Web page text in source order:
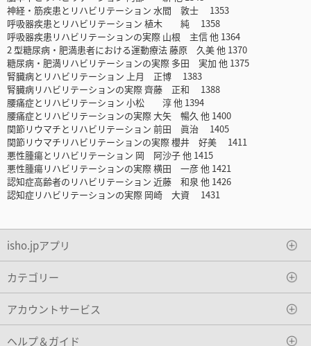
神経・筋疾患とリハビリテーション 水間 敦士 1353
呼吸器疾患とリハビリテーション 植木 純 1358
呼吸器疾患リハビリテーションの実際 山根 主信 他 1364
2 型糖尿病・肥満患者における運動療法 藤原 久美 他 1370
糖尿病・肥満リハビリテーションの実際 多田 実加 他 1375
腎臓病とリハビリテーション 上月 正博 1383
腎臓病リハビリテーションの実際 齊藤 正和 1388
腰痛症とリハビリテーション 小松 淳 他 1394
腰痛症とリハビリテーションの実際 大矢 暢久 他 1400
関節リウマチとリハビリテーション 前田 眞治 1405
関節リウマチリハビリテーションの実際 櫻井 好美 1411
悪性腫瘍とリハビリテーション 岡 阿沙子 他 1415
悪性腫瘍リハビリテーションの実際 横田 一彦 他 1421
認知症高齢者のリハビリテーション 近藤 和泉 他 1426
認知症リハビリテーションの実際 岡崎 大資 1431
isho.jpアプリ
カテゴリー
アカウントサービス
ヘルプ＆ガイド